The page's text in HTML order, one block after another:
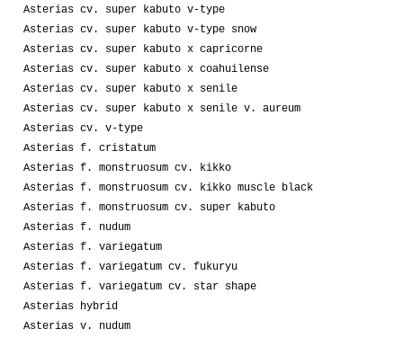
Asterias cv. super kabuto v-type
Asterias cv. super kabuto v-type snow
Asterias cv. super kabuto x capricorne
Asterias cv. super kabuto x coahuilense
Asterias cv. super kabuto x senile
Asterias cv. super kabuto x senile v. aureum
Asterias cv. v-type
Asterias f. cristatum
Asterias f. monstruosum cv. kikko
Asterias f. monstruosum cv. kikko muscle black
Asterias f. monstruosum cv. super kabuto
Asterias f. nudum
Asterias f. variegatum
Asterias f. variegatum cv. fukuryu
Asterias f. variegatum cv. star shape
Asterias hybrid
Asterias v. nudum